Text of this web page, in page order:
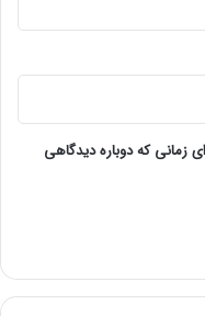
زمانی که دوباره دیدگاهی